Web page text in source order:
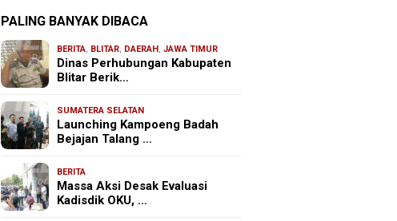
PALING BANYAK DIBACA
BERITA, BLITAR, DAERAH ,JAWA TIMUR
Dinas Perhubungan Kabupaten
Blitar Berik…
SUMATERA SELATAN
Launching Kampoeng Badah
Bejajan Talang …
BERITA
Massa Aksi Desak Evaluasi
Kadisdik OKU, …